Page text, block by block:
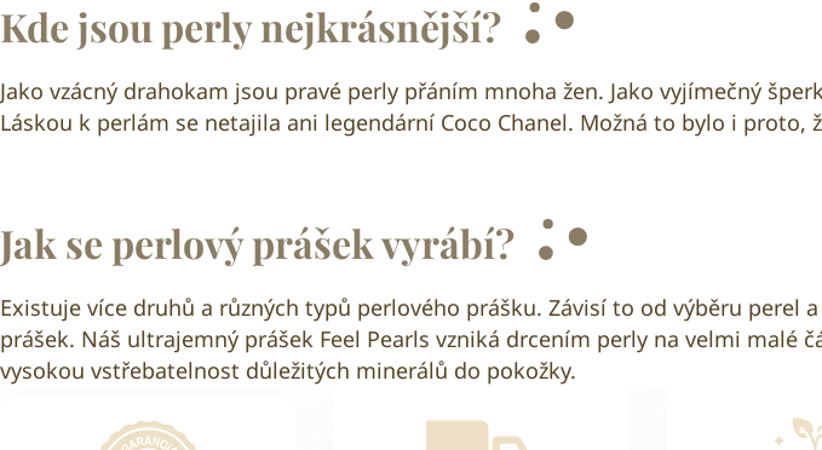
Kde jsou perly nejkrásnější?
Jako vzácný drahokam jsou pravé perly přáním mnoha žen. Jako vyjímečný
Láskou k perlám se netajila ani legendární Coco Chanel. Možná to bylo i proto,
Jak se perlový prášek vyrábí?
Existuje více druhů a různých typů perlového prášku. Závisí to od výběru perel
prášek. Náš ultrajemný prášek Feel Pearls vzniká drcením perly na velmi
vysokou vstřebatelnost důležitých minerálů do pokožky.